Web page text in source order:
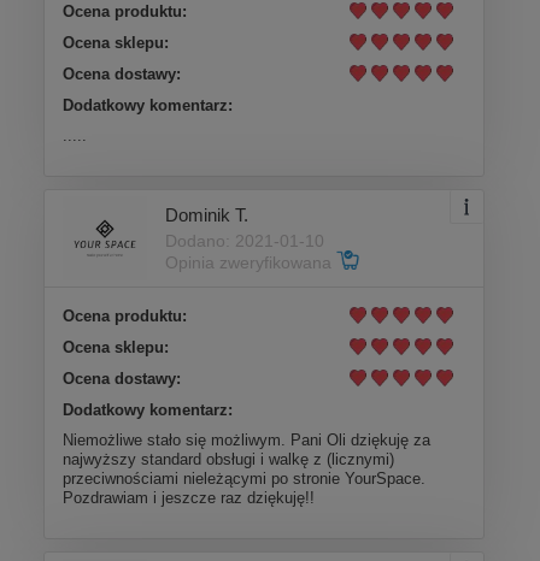
Ocena produktu:
Ocena sklepu:
Ocena dostawy:
Dodatkowy komentarz:
Dominik T.
Dodano: 2021-01-10
Opinia zweryfikowana
Ocena produktu:
Ocena sklepu:
Ocena dostawy:
Dodatkowy komentarz:
Niemożliwe stało się możliwym. Pani Oli dziękuję za
najwyższy standard obsługi i walkę z (licznymi)
przeciwnościami nieleżącymi po stronie YourSpace.
Pozdrawiam i jeszcze raz dziękuję!!